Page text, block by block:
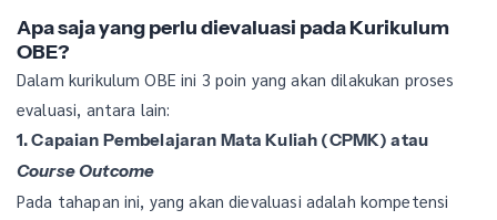
Apa saja yang perlu dievaluasi pada Kurikulum
OBE?
Dalam kurikulum OBE ini 3 poin yang akan dilakukan proses
evaluasi, antara lain:
1. Capaian Pembelajaran Mata Kuliah (CPMK) atau
Course Outcome
Pada tahapan ini, yang akan dievaluasi adalah kompetensi